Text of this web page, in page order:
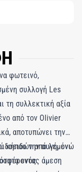
φωτεινό,
συλλογή Les
τη συλλεκτική αξία
από τον Olivier
αποτυπώνει την
κήπου την αυγή, ενώ
ενός
από λεμόνι
άμεση